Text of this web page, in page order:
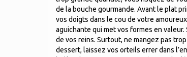
de la bouche gourmande. Avant le plat
vos doigts dans le cou de votre
aguichante qui met vos formes en
de vos reins. Surtout, ne mangez pas
dessert, laissez vos orteils errer dans